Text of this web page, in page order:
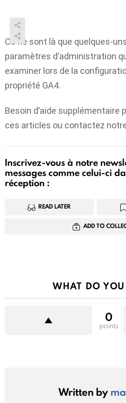
Ce ne sont là que quelques-
paramètres d’administration
examiner lors de la
propriété GA4.
Besoin d’aide supplémentaire
ces articles ou contactez
Inscrivez-vous à notre
messages comme celui-ci
réception :
READ LATER
ADD TO
WHAT DO
0
points
Written by